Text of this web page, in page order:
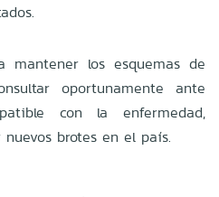
los esquemas de
oportunamente ante
con la enfermedad,
brotes en el país.